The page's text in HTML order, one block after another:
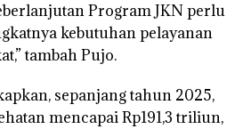
Program JKN perlu
kebutuhan pelayanan
tambah Pujo.
sepanjang tahun 2025,
mencapai Rp191,3 triliun,